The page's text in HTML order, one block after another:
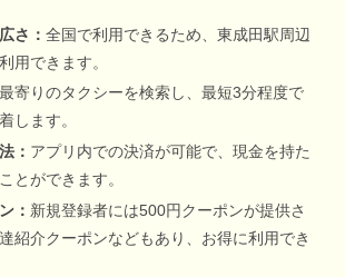
さ： 全国で利用できるため、東成田駅周辺
用できます。
最寄りのタクシーを検索し、最短3分程度で
します。
： アプリ内での決済が可能で、現金を持た
とができます。
： 新規登録者には500円クーポンが提供さ
紹介クーポンなどもあり、お得に利用でき